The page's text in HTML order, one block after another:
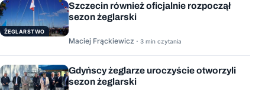
ŻEGLARSTWO
Szczecin również oficjalnie rozpoczął
sezon żeglarski
Maciej Frąckiewicz · 3 min czytania
Gdyńscy żeglarze uroczyście otworzyli
sezon żeglarski